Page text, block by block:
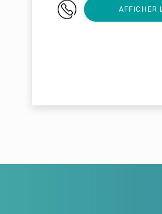
03 26 87 89 10
AFFICHER